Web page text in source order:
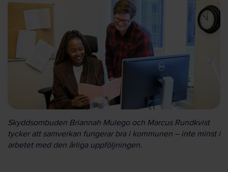
Skyddsombuden Briannah Mulego och Marcus Rundkvist
tycker att samverkan fungerar bra i kommunen – inte minst i
arbetet med den årliga uppföljningen.